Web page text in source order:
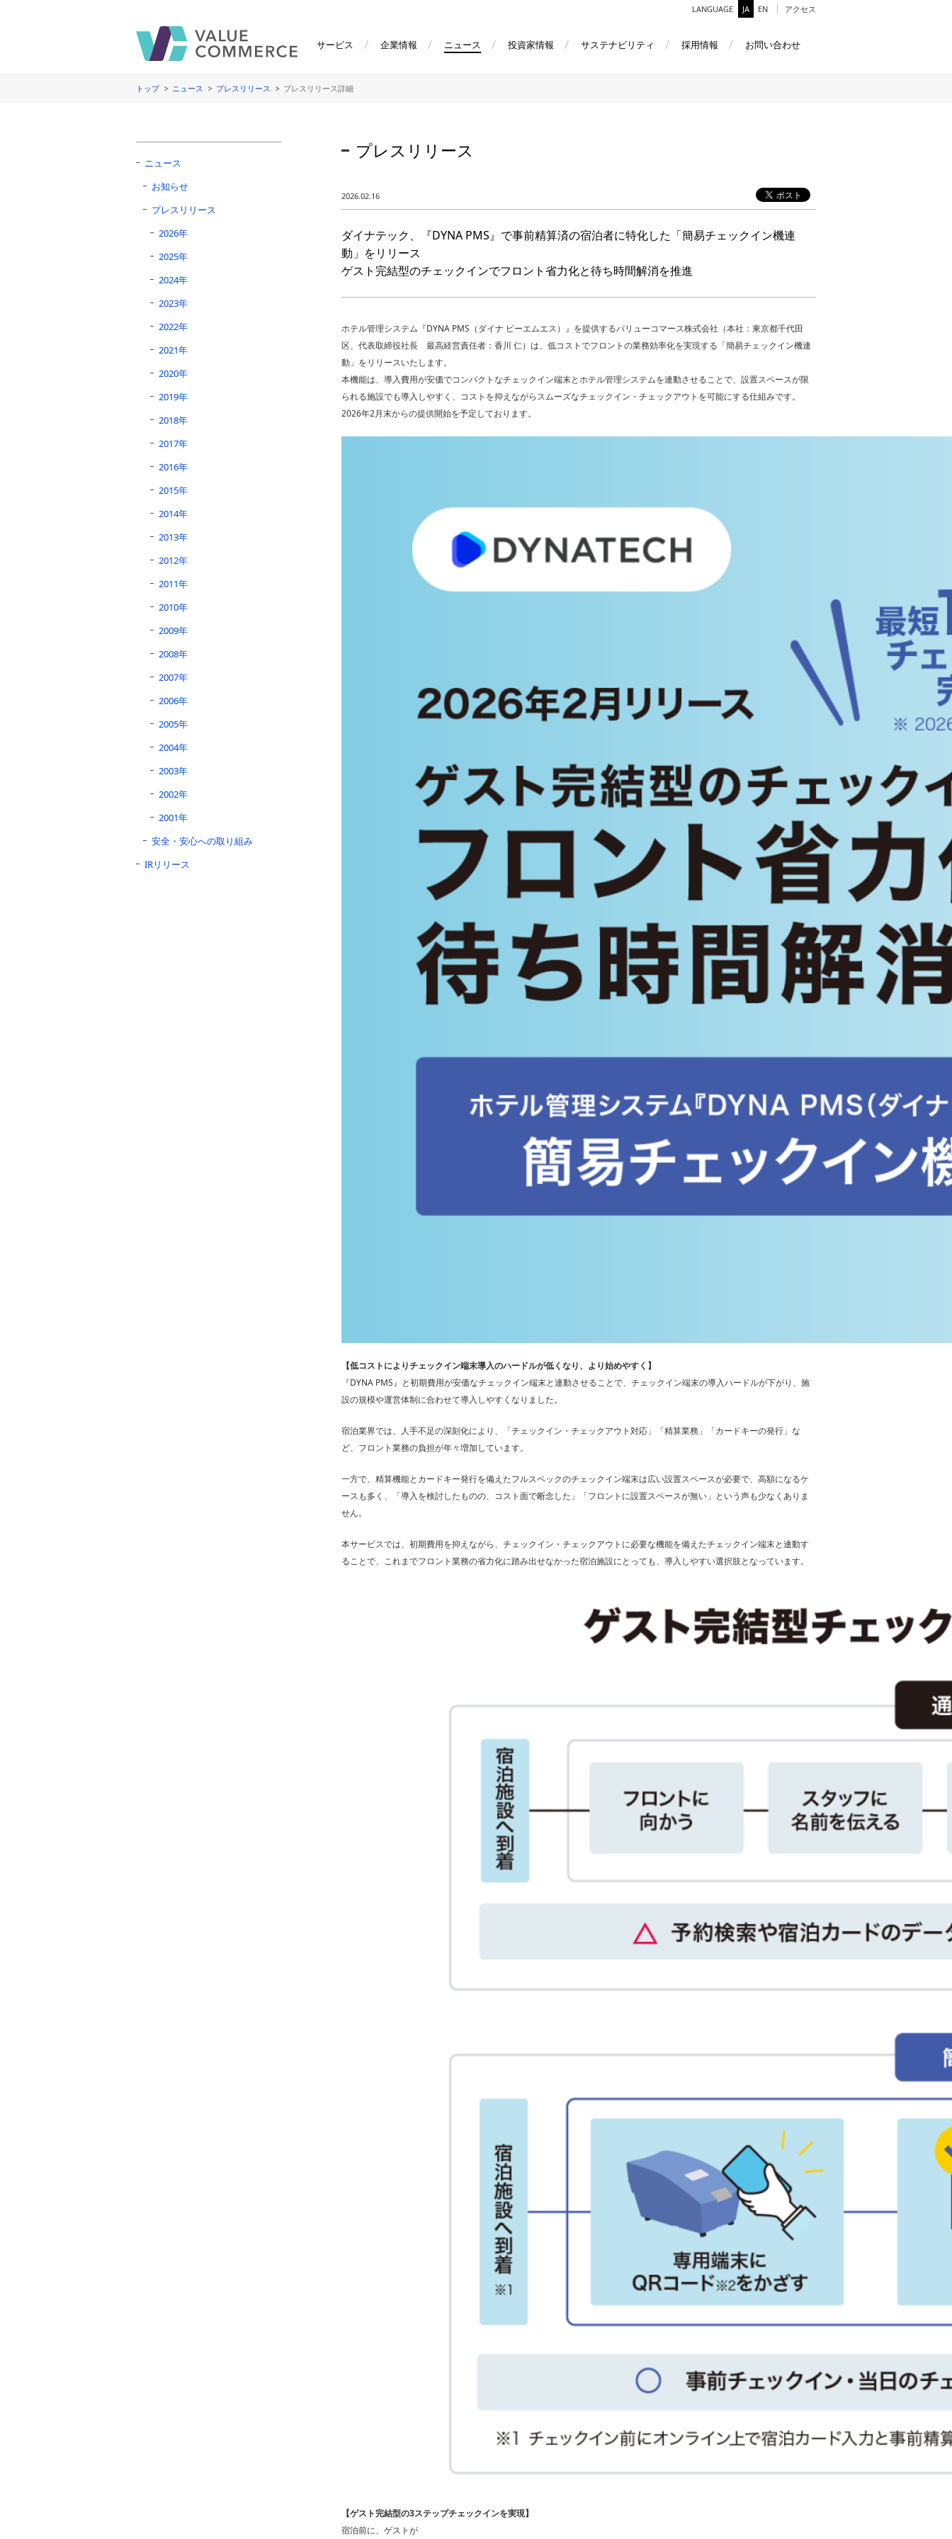
LANGUAGE JA EN アクセス
サービス 企業情報 ニュース 投資家情報 サステナビリティ 採用情報 お問い合わせ
トップ ニュース プレスリリース プレスリリース詳細
プレスリリース
ダイナテック、『DYNA PMS』で事前精算済の宿泊者に特化した「簡易チェックイン機連
動」をリリース
ゲスト完結型のチェックインでフロント省力化と待ち時間解消を推進
2026.02.16
ホテル管理システム『DYNA PMS（ダイナ ピーエムエス）』を提供するバリューコマース株式会社（本社：東京都千代田
区、代表取締役社長 最高経営責任者：香川 仁）は、低コストでフロントの業務効率化を実現する「簡易チェックイン機連
動」をリリースいたします。
本機能は、導入費用が安価でコンパクトなチェックイン端末とホテル管理システムを連動させることで、設置スペースが限
られる施設でも導入しやすく、コストを抑えながらスムーズなチェックイン・チェックアウトを可能にする仕組みです。
2026年2月末からの提供開始を予定しております。
【低コストによりチェックイン端末導入のハードルが低くなり、より始めやすく】
『DYNA PMS』と初期費用が安価なチェックイン端末と連動させることで、チェックイン端末の導入ハードルが下がり、施
設の規模や運営体制に合わせて導入しやすくなりました。
宿泊業界では、人手不足の深刻化により、「チェックイン・チェックアウト対応」「精算業務」「カードキーの発行」な
ど、フロント業務の負担が年々増加しています。
一方で、精算機能とカードキー発行を備えたフルスペックのチェックイン端末は広い設置スペースが必要で、高額になるケ
ースも多く、「導入を検討したものの、コスト面で断念した」「フロントに設置スペースが無い」という声も少なくありま
せん。
本サービスでは、初期費用を抑えながら、チェックイン・チェックアウトに必要な機能を備えたチェックイン端末と連動す
ることで、これまでフロント業務の省力化に踏み出せなかった宿泊施設にとっても、導入しやすい選択肢となっています。
【ゲスト完結型の3ステップチェックインを実現】
宿泊前に、ゲストが
ニュース
お知らせ
プレスリリース
2026年
2025年
2024年
2023年
2022年
2021年
2020年
2019年
2018年
2017年
2016年
2015年
2014年
2013年
2012年
2011年
2010年
2009年
2008年
2007年
2006年
2005年
2004年
2003年
2002年
2001年
安全・安心への取り組み
IRリリース